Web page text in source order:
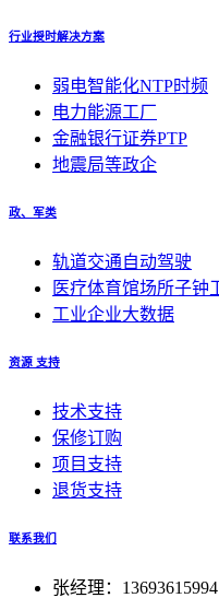
行业授时解决方案
弱电智能化NTP时频
电力能源工厂
金融银行证券PTP
地震局等政企
政、军类
轨道交通自动驾驶
医疗体育馆场所子钟
工业企业大数据
资源 支持
技术支持
保修订购
项目支持
退货支持
联系我们
张经理：13693615994